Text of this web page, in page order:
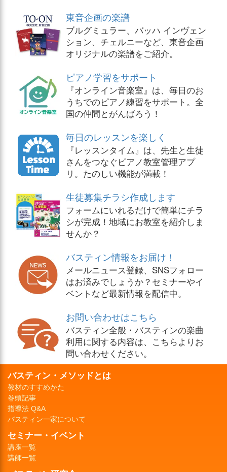
東音企画の楽譜
ブルグミュラー、バッハ インヴェン
ション、チェルニーなど、東音企画
オリジナルの楽譜をご紹介。
ピアノ学習をサポート
『オンライン音楽室』は、毎日のお
うちでのピアノ練習をサポート。全
国の仲間とがんばろう！
毎日のレッスンを楽しく
『レッスンタイム』は、先生と生徒
さんをつなぐピアノ教室管理アプ
リ。たのしい機能が満載！
生徒募集チラシ作成します
フォームにいれるだけで簡単にチラ
シが完成！地域にお教室を紹介しま
せんか？
バスティン情報をお届け！
メールニュース登録、SNSフォロー
はお済みでしょうか？セミナーやイ
ベントなど最新情報を配信中。
お問い合わせはこちら
バスティン全般・バスティンの楽曲
利用に関する内容は、こちらよりお
問い合わせください。
バスティン・メソッドとは
教材のすすめかた
巻頭記事
指導法 Q&A
バスティン一家について
セミナー・イベント
講座一覧
講師一覧